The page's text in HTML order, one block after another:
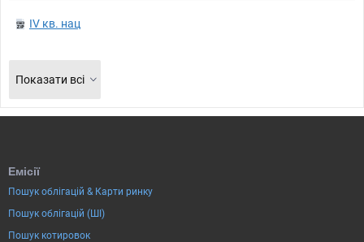
IV кв. нац
Показати всі
Емісії
Пошук облігацій & Карти ринку
Пошук облігацій (ШІ)
Пошук котировок